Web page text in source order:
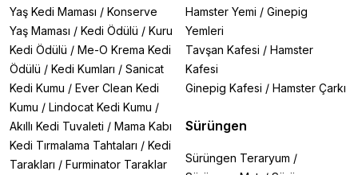
Yaş Kedi Maması / Konserve
Yaş Maması / Kedi Ödülü / Kuru
Kedi Ödülü / Me-O Krema Kedi
Ödülü / Kedi Kumları / Sanicat
Kedi Kumu / Ever Clean Kedi
Kumu / Lindocat Kedi Kumu /
Akıllı Kedi Tuvaleti / Mama Kabı
Kedi Tırmalama Tahtaları / Kedi
Tarakları / Furminator Taraklar
Hamster Yemi / Ginepig
Yemleri
Tavşan Kafesi / Hamster
Kafesi
Ginepig Kafesi / Hamster Çarkı
Sürüngen
Sürüngen Teraryum /